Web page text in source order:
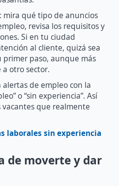
mira qué tipo de anuncios
revisa los requisitos y
Si en tu ciudad
al cliente, quizá sea
paso, aunque más
otro sector.
de empleo con la
o “sin experiencia”. Así
que realmente
laborales sin experiencia
de moverte y dar